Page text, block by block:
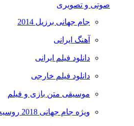
صوتی و تصویری
جام جهانی برزیل 2014
آهنگ ایرانی
دانلود فیلم ایرانی
دانلود فیلم خارجی
موسیقی متن بازی و فیلم
ویژه جام جهانی 2018 روسیه